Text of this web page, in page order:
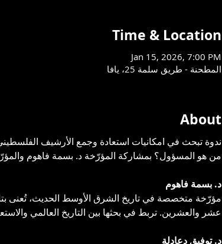
Time & Location
Jan 15, 2026, 7:00 PM
المطحنة - طريق سلمة 25، يافا
About
ندوة تبحث في امكانيات استعادة وجمع الأرشيف
من هو المسؤول؟ بمشاركة المؤرّخة د. بسمة فاهوم
د. بسمة فاهوم
مؤرّخة متخصصة في تاريخ الشرق الأوسط الحديث، تُعنى
عشر والعشرين. تربط في بحثها بين التاريخ العالمي
د. توفيق دعادلة